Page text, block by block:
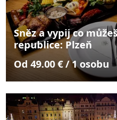
Sněz a vypij co
republice: Plzeň
Od 49.00 € / 1 osobu